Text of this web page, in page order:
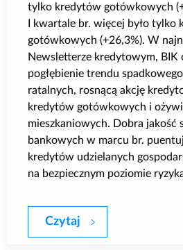
tylko kredytów gotówkowych
I kwartale br. więcej było tylko
gotówkowych (+26,3%). W
Newsletterze kredytowym, BIK
pogłębienie trendu
ratalnych, rosnącą akcję
kredytów gotówkowych i
mieszkaniowych. Dobra jakość
bankowych w marcu br.
kredytów udzielanych
na bezpiecznym poziomie
Czytaj BIK: Dane o